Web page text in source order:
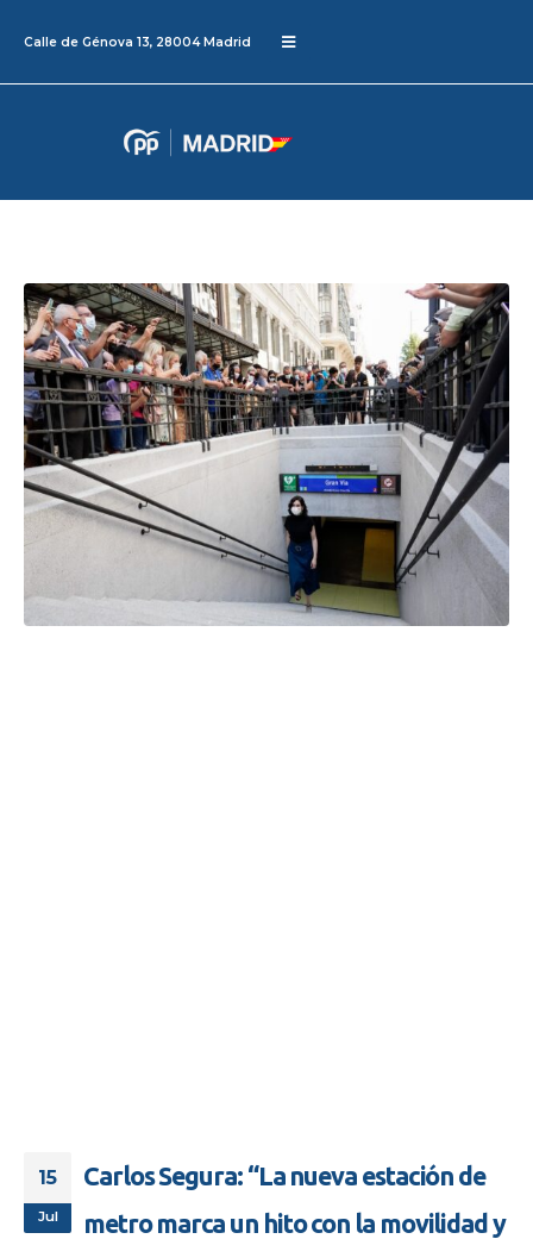
Calle de Génova 13, 28004 Madrid
15
Jul
Carlos Segura: “La nueva estación de
metro marca un hito con la movilidad y